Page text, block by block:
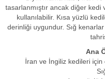
tasarlanmıştır ancak diğer kedi
kullanılabilir. Kısa yüzlü
derinliği uygundur. Sığ
Ana
İran ve İngiliz kedileri